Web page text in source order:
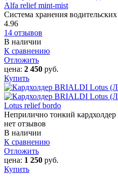
Alfa relief mint-mist
Система хранения
4.96
14 отзывов
В наличии
К сравнению
Отложить
цена: 2 450 руб.
Купить
Lotus relief bordo
Неприлично тонкий кардхолдер
нет отзывов
В наличии
К сравнению
Отложить
цена: 1 250 руб.
Купить